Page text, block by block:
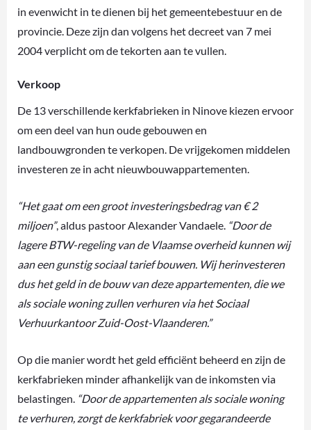
in evenwicht in te dienen bij het gemeentebestuur en de
provincie. Deze zijn dan volgens het decreet van 7 mei
2004 verplicht om de tekorten aan te vullen.
Verkoop
De 13 verschillende kerkfabrieken in Ninove kiezen ervoor
om een deel van hun oude gebouwen en
landbouwgronden te verkopen. De vrijgekomen middelen
investeren ze in acht nieuwbouwappartementen.
“Het gaat om een groot investeringsbedrag van € 2
miljoen”, aldus pastoor Alexander Vandaele. “Door de
lagere BTW-regeling van de Vlaamse overheid kunnen wij
aan een gunstig sociaal tarief bouwen. Wij herinvesteren
dus het geld in de bouw van deze appartementen, die we
als sociale woning zullen verhuren via het Sociaal
Verhuurkantoor Zuid-Oost-Vlaanderen.”
Op die manier wordt het geld efficiënt beheerd en zijn de
kerkfabrieken minder afhankelijk van de inkomsten via
belastingen. “Door de appartementen als sociale woning
te verhuren, zorgt de kerkfabriek voor gegarandeerde